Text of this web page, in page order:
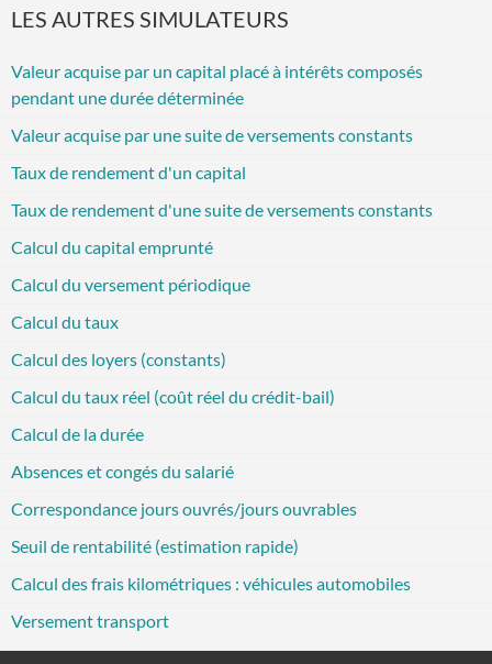
LES AUTRES SIMULATEURS
Valeur acquise par un capital placé à intérêts composés
pendant une durée déterminée
Valeur acquise par une suite de versements constants
Taux de rendement d'un capital
Taux de rendement d'une suite de versements constants
Calcul du capital emprunté
Calcul du versement périodique
Calcul du taux
Calcul des loyers (constants)
Calcul du taux réel (coût réel du crédit-bail)
Calcul de la durée
Absences et congés du salarié
Correspondance jours ouvrés/jours ouvrables
Seuil de rentabilité (estimation rapide)
Calcul des frais kilométriques : véhicules automobiles
Versement transport